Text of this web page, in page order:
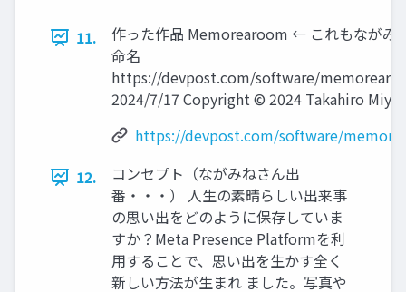
11.
作った作品 Memorearoom ← これもながみ
命名
https://devpost.com/software/
2024/7/17 Copyright © 2024 Takahiro
https://devpost.com/software/
12.
コンセプト（ながみねさん出
番・・・） 人生の素晴らしい出来事
の思い出をどのように保存していま
すか？Meta Presence Platformを利
用することで、思い出を生かす全く
新しい方法が生まれ ました。写真や